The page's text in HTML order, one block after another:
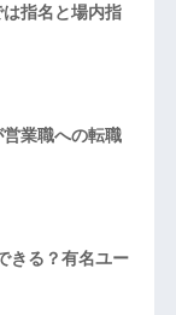
は指名と場内指
業職への転職
きる？有名ユー